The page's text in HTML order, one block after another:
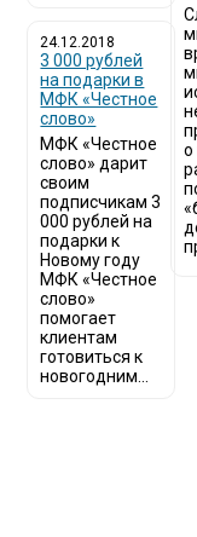
24.12.2018
3 000 рублей
на подарки в
МФК «Честное
слово»
МФК «Честное
слово» дарит
своим
подписчикам 3
000 рублей на
подарки к
Новому году
МФК «Честное
слово»
помогает
клиентам
готовиться к
новогодним...
о